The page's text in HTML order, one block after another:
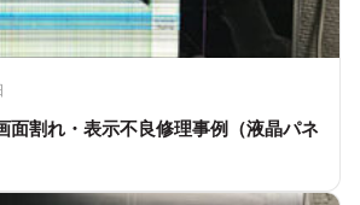
割れ・表示不良修理事例（液晶パネ